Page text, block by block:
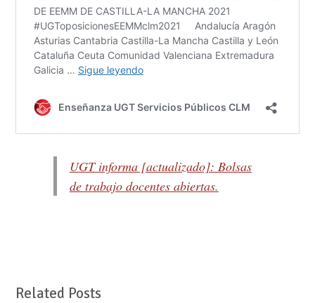
UGT informa [actualizado]: Bolsas
de trabajo docentes abiertas.
Related Posts